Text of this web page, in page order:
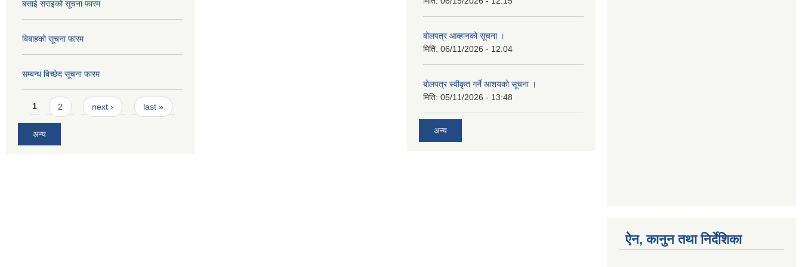
बसाई सराइको सूचना फारम
बिबाहको सूचना फारम
सम्बन्ध बिच्छेद सूचना फारम
Pages
1 2 next › last »
अन्य
बोलपत्र आव्हानको सूचना ।
मिति: 06/11/2026 - 12:04
बोलपत्र स्वीकृत गर्ने आशयको सूचना ।
मिति: 05/11/2026 - 13:48
अन्य
ऐन, कानुन तथा निर्देशिका